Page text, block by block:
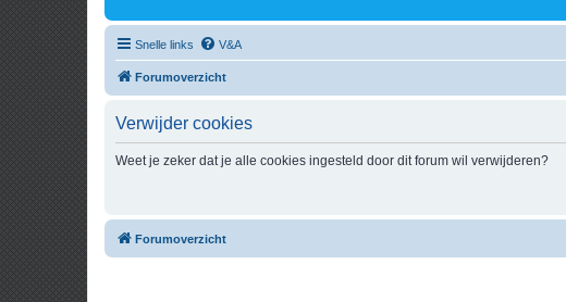
Snelle links V&A
Forumoverzicht
Verwijder cookies
Weet je zeker dat je alle cookies ingesteld door dit forum wil verwijderen?
Forumoverzicht